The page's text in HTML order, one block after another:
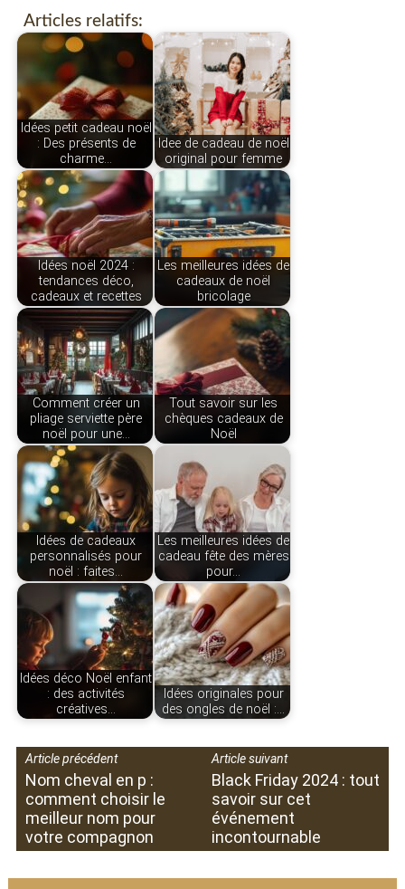
Articles relatifs:
Idées petit cadeau noël
: Des présents de
charme…
Idee de cadeau de noël
original pour femme
Idées noël 2024 :
tendances déco,
cadeaux et recettes
Les meilleures idées de
cadeaux de noël
bricolage
Comment créer un
pliage serviette père
noël pour une…
Tout savoir sur les
chèques cadeaux de
Noël
Idées de cadeaux
personnalisés pour
noël : faites…
Les meilleures idées de
cadeau fête des mères
pour…
Idées déco Noël enfant
: des activités
créatives…
Idées originales pour
des ongles de noël :…
Article précédent
Nom cheval en p :
comment choisir le
meilleur nom pour
votre compagnon
Article suivant
Black Friday 2024 : tout
savoir sur cet
événement
incontournable